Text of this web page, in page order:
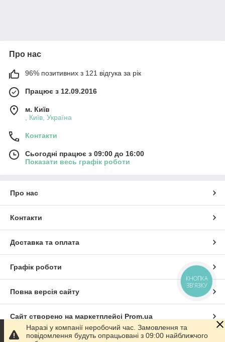
Про нас
96% позитивних з 121 відгука за рік
Працює з 12.09.2016
м. Київ
, Київ, Україна
Контакти
Сьогодні працює з 09:00 до 16:00
Показати весь графік роботи
Про нас
Контакти
Доставка та оплата
Графік роботи
Повна версія сайту
Сайт створено на маркетплейсі Prom.ua
Наразі у компанії неробочий час. Замовлення та
повідомлення будуть опрацьовані з 09:00 найближчого
КНОПКА
ЗВ'ЯЗКУ